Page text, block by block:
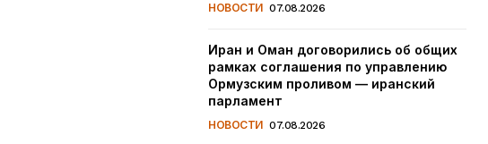
НОВОСТИ 07.08.2026
Иран и Оман договорились об общих
рамках соглашения по управлению
Ормузским проливом — иранский
парламент
НОВОСТИ 07.08.2026